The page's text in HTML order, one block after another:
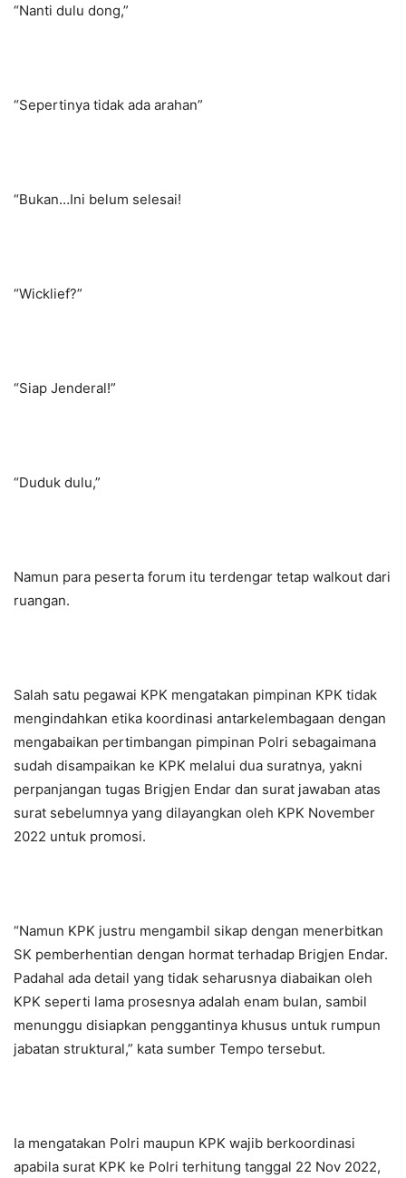
“Nanti dulu dong,”
“Sepertinya tidak ada arahan”
“Bukan…Ini belum selesai!
“Wicklief?”
“Siap Jenderal!”
“Duduk dulu,”
Namun para peserta forum itu terdengar tetap walkout dari
ruangan.
Salah satu pegawai KPK mengatakan pimpinan KPK tidak
mengindahkan etika koordinasi antarkelembagaan dengan
mengabaikan pertimbangan pimpinan Polri sebagaimana
sudah disampaikan ke KPK melalui dua suratnya, yakni
perpanjangan tugas Brigjen Endar dan surat jawaban atas
surat sebelumnya yang dilayangkan oleh KPK November
2022 untuk promosi.
“Namun KPK justru mengambil sikap dengan menerbitkan
SK pemberhentian dengan hormat terhadap Brigjen Endar.
Padahal ada detail yang tidak seharusnya diabaikan oleh
KPK seperti lama prosesnya adalah enam bulan, sambil
menunggu disiapkan penggantinya khusus untuk rumpun
jabatan struktural,” kata sumber Tempo tersebut.
Ia mengatakan Polri maupun KPK wajib berkoordinasi
apabila surat KPK ke Polri terhitung tanggal 22 Nov 2022,